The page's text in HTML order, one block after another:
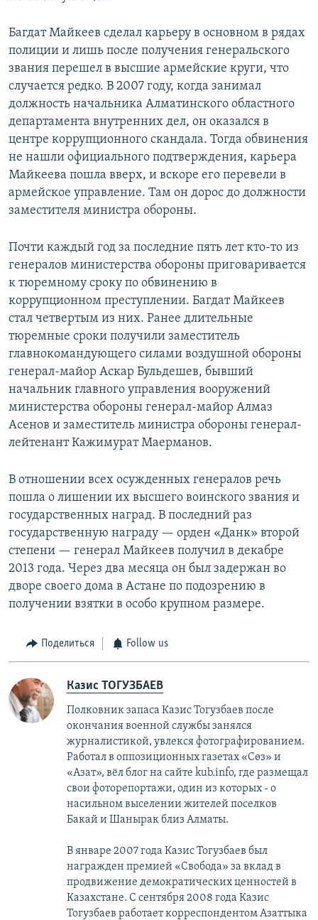
Багдат Майкеев сделал карьеру в основном в рядах
полиции и лишь после получения генеральского
звания перешел в высшие армейские круги, что
случается редко. В 2007 году, когда занимал
должность начальника Алматинского областного
департамента внутренних дел, он оказался в
центре коррупционного скандала. Тогда обвинения
не нашли официального подтверждения, карьера
Майкеева пошла вверх, и вскоре его перевели в
армейское управление. Там он дорос до должности
заместителя министра обороны.
Почти каждый год за последние пять лет кто-то из
генералов министерства обороны приговаривается
к тюремному сроку по обвинению в
коррупционном преступлении. Багдат Майкеев
стал четвертым из них. Ранее длительные
тюремные сроки получили заместитель
главнокомандующего силами воздушной обороны
генерал-майор Аскар Бульдешев, бывший
начальник главного управления вооружений
министерства обороны генерал-майор Алмаз
Асенов и заместитель министра обороны генерал-
лейтенант Кажимурат Маерманов.
В отношении всех осужденных генералов речь
пошла о лишении их высшего воинского звания и
государственных наград. В последний раз
государственную награду — орден «Данк» второй
степени — генерал Майкеев получил в декабре
2013 года. Через два месяца он был задержан во
дворе своего дома в Астане по подозрению в
получении взятки в особо крупном размере.
Поделиться Follow us
Казис ТОГУЗБАЕВ
Полковник запаса Казис Тогузбаев после
окончания военной службы занялся
журналистикой, увлекся фотографированием.
Работал в оппозиционных газетах «Сөз» и
«Азат», вёл блог на сайте kub.info, где размещал
свои фоторепортажи, один из которых - о
насильном выселении жителей поселков
Бакай и Шанырак близ Алматы.
В январе 2007 года Казис Тогузбаев был
награжден премией «Свобода» за вклад в
продвижение демократических ценностей в
Казахстане. С сентября 2008 года Казис
Тогузбаев работает корреспондентом Азаттыка